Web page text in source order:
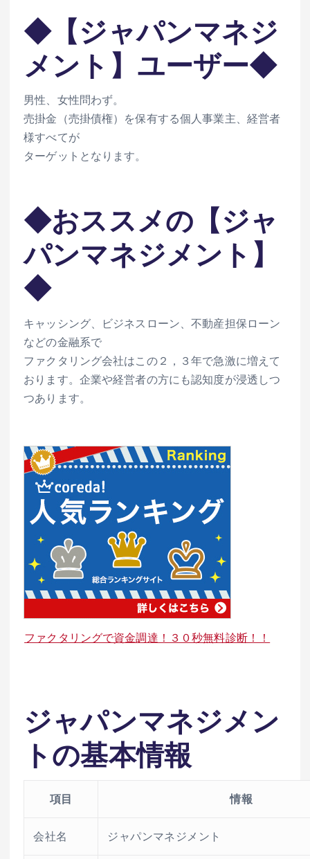
◆【ジャパンマネジ
メント】ユーザー◆
男性、女性問わず。
売掛金（売掛債権）を保有する個人事業主、経営者
様すべてが
ターゲットとなります。
◆おススメの【ジャ
パンマネジメント】
◆
キャッシング、ビジネスローン、不動産担保ローン
などの金融系で
ファクタリング会社はこの２，３年で急激に増えて
おります。企業や経営者の方にも認知度が浸透しつ
つあります。
ファクタリングで資金調達！３０秒無料診断！！
ジャパンマネジメン
トの基本情報
項目 情報
会社名 ジャパンマネジメント